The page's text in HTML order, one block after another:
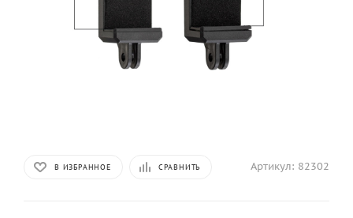
В ИЗБРАННОЕ СРАВНИТЬ Артикул: 82302